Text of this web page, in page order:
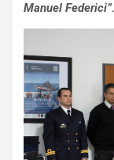
Manuel Federici”.